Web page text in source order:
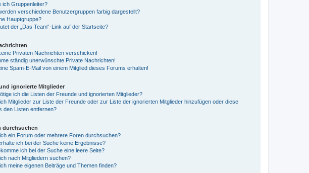
ich Gruppenleiter?
verschiedene Benutzergruppen farbig dargestellt?
Hauptgruppe?
der „Das Team“-Link auf der Startseite?
Privaten Nachrichten verschicken!
ständig unerwünschte Private Nachrichten!
Spam-E-Mail von einem Mitglied dieses Forums erhalten!
ignorierte Mitglieder
ich die Listen der Freunde und ignorierten Mitglieder?
Mitglieder zur Liste der Freunde oder zur Liste der ignorierten Mitglieder hinzufügen oder diese
den Listen entfernen?
durchsuchen
ein Forum oder mehrere Foren durchsuchen?
ich bei der Suche keine Ergebnisse?
ich bei der Suche eine leere Seite?
nach Mitgliedern suchen?
meine eigenen Beiträge und Themen finden?